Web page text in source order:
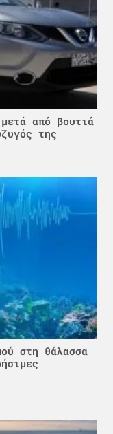
από βουτιά
της
στη θάλασσα